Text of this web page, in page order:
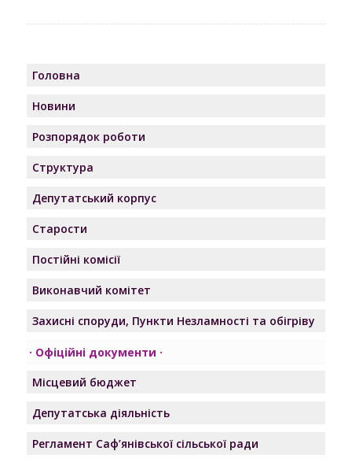
Головна
Новини
Розпорядок роботи
Структура
Депутатський корпус
Старости
Постійні комісії
Виконавчий комітет
Захисні споруди, Пункти Незламності та обігріву
Офіційні документи
Місцевий бюджет
Депутатська діяльність
Регламент Саф’янівської сільської ради